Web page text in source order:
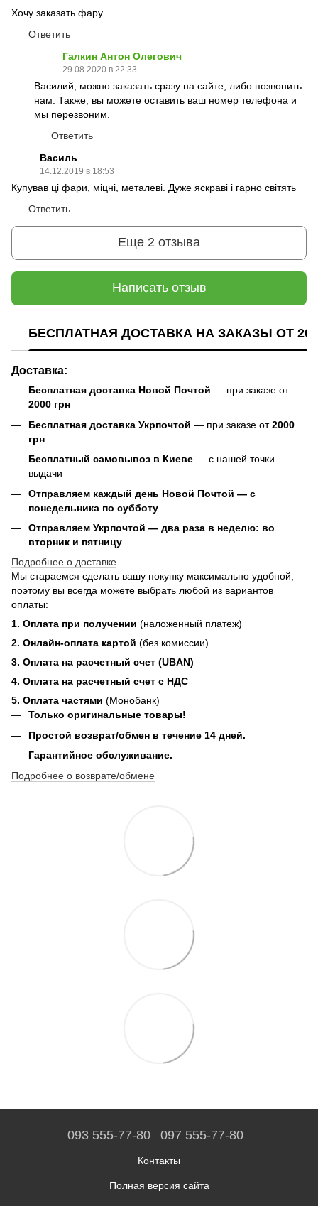
Хочу заказать фару
Ответить
Галкин Антон Олегович
29.08.2020 в 22:33
Василий, можно заказать сразу на сайте, либо позвонить
нам. Также, вы можете оставить ваш номер телефона и
мы перезвоним.
Ответить
Василь
14.12.2019 в 18:53
Купував ці фари, міцні, металеві. Дуже яскраві і гарно світять
Ответить
Еще 2 отзыва
Написать отзыв
БЕСПЛАТНАЯ ДОСТАВКА НА ЗАКАЗЫ ОТ
Доставка:
Бесплатная доставка Новой Почтой — при заказе от
2000 грн
Бесплатная доставка Укрпочтой — при заказе от2000
грн
Бесплатный самовывоз в Киеве — с нашей точки
выдачи
Отправляем каждый день Новой Почтой — с
понедельника по субботу
Отправляем Укрпочтой — два раза в неделю: во
вторник и пятницу
Подробнее о доставке
Мы стараемся сделать вашу покупку максимально удобной,
поэтому вы всегда можете выбрать любой из вариантов
оплаты:
1. Оплата при получении (наложенный платеж)
2. Онлайн-оплата картой (без комиссии)
3. Оплата на расчетный счет (UBAN)
4. Оплата на расчетный счет с НДС
5. Оплата частями (Монобанк)
Только оригинальные товары!
Простой возврат/обмен в течение 14 дней.
Гарантийное обслуживание.
Подробнее о возврате/обмене
093 555-77-80 097 555-77-80
Контакты
Полная версия сайта